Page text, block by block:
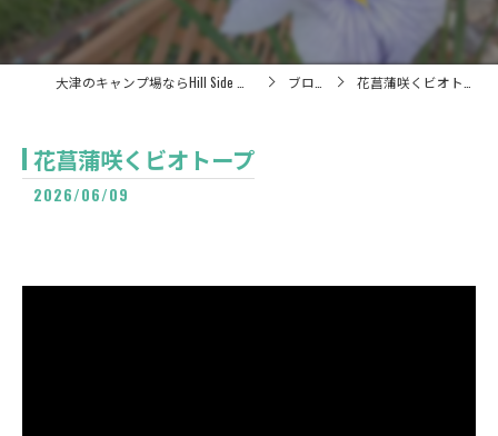
ブログ 花菖蒲咲くビオトープ
花菖蒲咲くビオトープ
2026/06/09